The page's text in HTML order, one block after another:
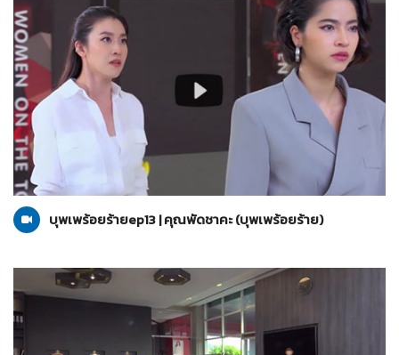
07-07-2565
บุพเพร้อยร้าย
บุพเพร้อยร้ายep13 | คุณพัดชาคะ (บุพเพร้อยร้าย)